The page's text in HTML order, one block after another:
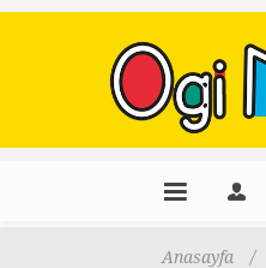
Anasayfa /